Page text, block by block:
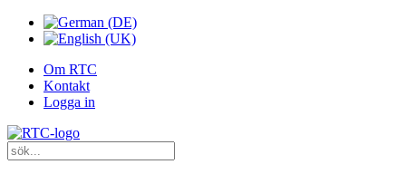
Om RTC
Kontakt
Logga in